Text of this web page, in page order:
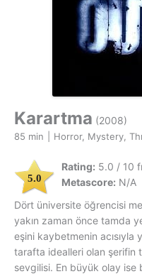
Karartma (2008)
85 min Horror, Mystery,
5.0
Rating: 5.0 / 10
Metascore: N/A
Dört üniversite öğrencisi
yakın zaman önce tamda
eşini kaybetmenin
tarafta idealleri olan şerifin
sevgilisi. En büyük olay